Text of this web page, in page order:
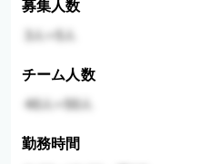
募集人数
チーム人数
勤務時間